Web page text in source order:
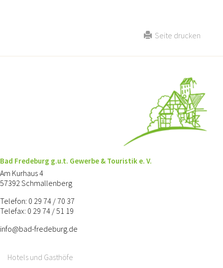
Seite drucken
Bad Fredeburg g.u.t. Gewerbe & Touristik e. V.
Am Kurhaus 4
57392 Schmallenberg
Telefon: 0 29 74 / 70 37
Telefax: 0 29 74 / 51 19
info@bad-fredeburg.de
Hotels und Gasthöfe